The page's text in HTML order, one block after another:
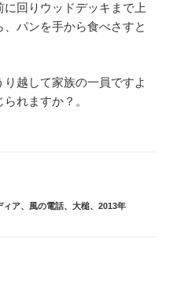
回りウッドデッキまで上
パンを手から食べさすと
越して家族の一員ですよ
れますか？。
ィア、 風の電話、 大槌、 2013年